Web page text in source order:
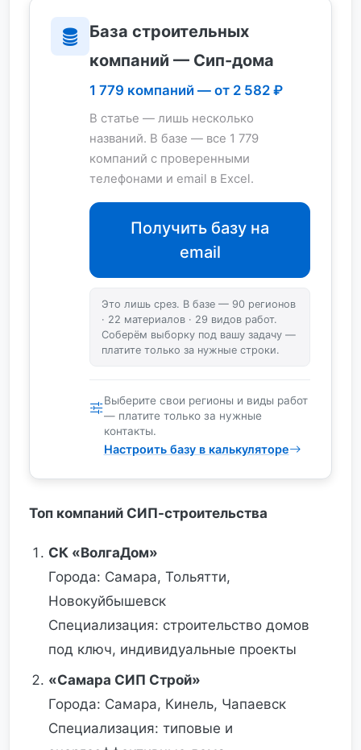
База строительных
компаний — Сип-дома
1 779 компаний — от 2 582 ₽
В статье — лишь несколько
названий. В базе — все 1 779
компаний с проверенными
телефонами и email в Excel.
Получить базу на
email
Это лишь срез. В базе — 90 регионов
· 22 материалов · 29 видов работ.
Соберём выборку под вашу задачу —
платите только за нужные строки.
Выберите свои регионы и виды работ
— платите только за нужные
контакты.
Настроить базу в калькуляторе
Топ компаний СИП-строительства
СК «ВолгаДом»
Города: Самара, Тольятти,
Новокуйбышевск
Специализация: строительство домов
под ключ, индивидуальные проекты
«Самара СИП Строй»
Города: Самара, Кинель, Чапаевск
Специализация: типовые и